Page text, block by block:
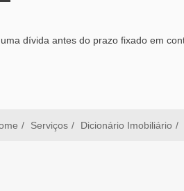
dívida antes do prazo fixado em
Serviços Dicionário Imobiliário